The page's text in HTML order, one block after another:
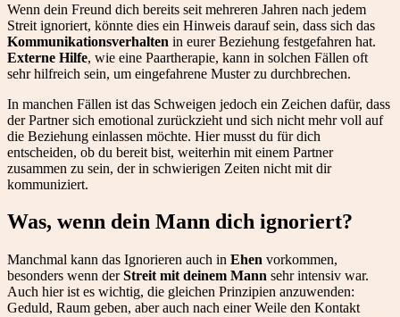
Wenn dein Freund dich bereits seit mehreren Jahren nach jedem
Streit ignoriert, könnte dies ein Hinweis darauf sein, dass sich das
Kommunikationsverhalten in eurer Beziehung festgefahren hat.
Externe Hilfe, wie eine Paartherapie, kann in solchen Fällen oft
sehr hilfreich sein, um eingefahrene Muster zu durchbrechen.
In manchen Fällen ist das Schweigen jedoch ein Zeichen dafür, dass
der Partner sich emotional zurückzieht und sich nicht mehr voll auf
die Beziehung einlassen möchte. Hier musst du für dich
entscheiden, ob du bereit bist, weiterhin mit einem Partner
zusammen zu sein, der in schwierigen Zeiten nicht mit dir
kommuniziert.
Was, wenn dein Mann dich ignoriert?
Manchmal kann das Ignorieren auch in Ehen vorkommen,
besonders wenn derStreit mit deinem Mann sehr intensiv war.
Auch hier ist es wichtig, die gleichen Prinzipien anzuwenden:
Geduld, Raum geben, aber auch nach einer Weile den Kontakt